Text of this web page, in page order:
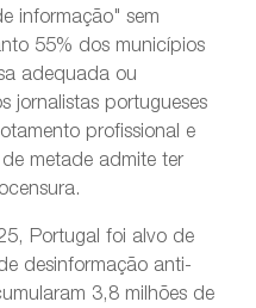
informação" sem
55% dos municípios
adequada ou
jornalistas portugueses
profissional e
metade admite ter
Portugal foi alvo de
desinformação anti-
3,8 milhões de